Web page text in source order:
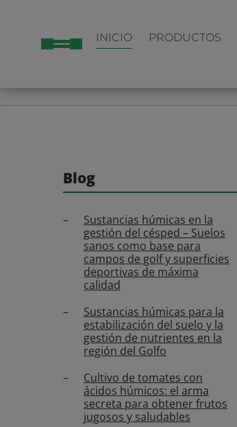
INICIO PRODUCTOS
Blog
Sustancias húmicas en la
gestión del césped – Suelos
sanos como base para
campos de golf y superficies
deportivas de máxima
calidad
Sustancias húmicas para la
estabilización del suelo y la
gestión de nutrientes en la
región del Golfo
Cultivo de tomates con
ácidos húmicos: el arma
secreta para obtener frutos
jugosos y saludables